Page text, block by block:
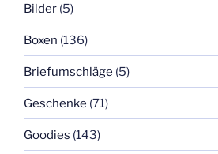
Bilder (5)
Boxen (136)
Briefumschläge (5)
Geschenke (71)
Goodies (143)